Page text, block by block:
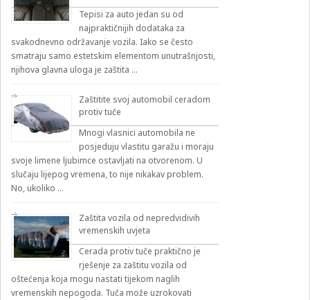
Tepisi za auto jedan su od
najpraktičnijih dodataka za
svakodnevno održavanje vozila. Iako se često
smatraju samo estetskim elementom unutrašnjosti,
njihova glavna uloga je zaštita …
Zaštitite svoj automobil ceradom
protiv tuče
Mnogi vlasnici automobila ne
posjeduju vlastitu garažu i moraju
svoje limene ljubimce ostavljati na otvorenom. U
slučaju lijepog vremena, to nije nikakav problem.
No, ukoliko …
Zaštita vozila od nepredvidivih
vremenskih uvjeta
Cerada protiv tuče praktično je
rješenje za zaštitu vozila od
oštećenja koja mogu nastati tijekom naglih
vremenskih nepogoda. Tuča može uzrokovati